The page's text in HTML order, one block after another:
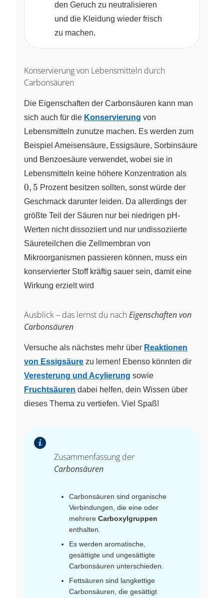
den Geruch zu neutralisieren
und die Kleidung wieder frisch
zu machen.
Konservierung von Lebensmitteln durch
Carbonsäuren
Die Eigenschaften der Carbonsäuren kann man
sich auch für die Konservierung von
Lebensmitteln zunutze machen. Es werden zum
Beispiel Ameisensäure, Essigsäure, Sorbinsäure
und Benzoesäure verwendet, wobei sie in
Lebensmitteln keine höhere Konzentration als
0, 5 Prozent besitzen sollten, sonst würde der
Geschmack darunter leiden. Da allerdings der
größte Teil der Säuren nur bei niedrigen pH-
Werten nicht dissoziiert und nur undissoziierte
Säureteilchen die Zellmembran von
Mikroorganismen passieren können, muss ein
konservierter Stoff kräftig sauer sein, damit eine
Wirkung erzielt wird
Ausblick – das lernst du nach Eigenschaften von
Carbonsäuren
Versuche als nächstes mehr über Reaktionen
von Essigsäure zu lernen! Ebenso könnten dir
Veresterung und Acylierung sowie
Fruchtsäuren dabei helfen, dein Wissen über
dieses Thema zu vertiefen. Viel Spaß!
Zusammenfassung der
Carbonsäuren
Carbonsäuren sind organische
Verbindungen, die eine oder
mehrere Carboxylgruppen
enthalten.
Es werden aromatische,
gesättigte und ungesättigte
Carbonsäuren unterschieden.
Fettsäuren sind langkettige
Carbonsäuren, die gesättigt